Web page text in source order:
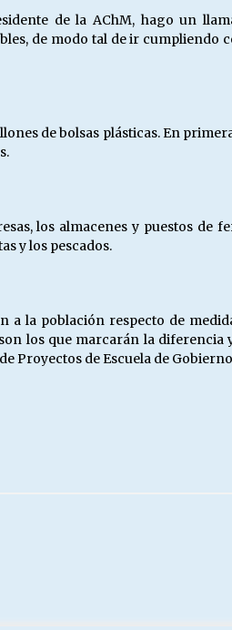
de la AChM, hago un
de modo tal de ir cumpliendo
de bolsas plásticas. En
los almacenes y puestos de
y los pescados.
a la población respecto de
los que marcarán la
Proyectos de Escuela de